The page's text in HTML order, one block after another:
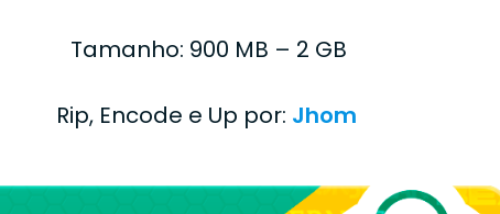
Tamanho: 900 MB – 2 GB
Rip, Encode e Up por: Jhom